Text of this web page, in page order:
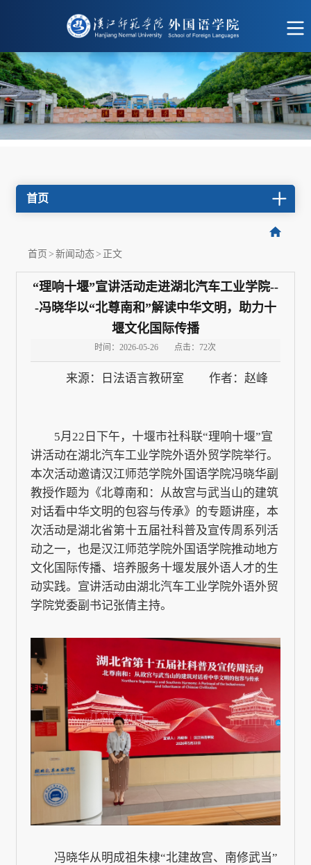
首页
首页 > 新闻动态> 正文
“理响十堰”宣讲活动走进湖北汽车工业学院--
-冯晓华以“北尊南和”解读中华文明，助力十
堰文化国际传播
时间：2026-05-26 点击：72次
来源：日法语言教研室 作者：赵峰
5月22日下午，十堰市社科联“理响十堰”宣
讲活动在湖北汽车工业学院外语外贸学院举行。
本次活动邀请汉江师范学院外国语学院冯晓华副
教授作题为《北尊南和：从故宫与武当山的建筑
对话看中华文明的包容与传承》的专题讲座，本
次活动是湖北省第十五届社科普及宣传周系列活
动之一，也是汉江师范学院外国语学院推动地方
文化国际传播、培养服务十堰发展外语人才的生
动实践。宣讲活动由湖北汽车工业学院外语外贸
学院党委副书记张倩主持。
冯晓华从明成祖朱棣“北建故宫、南修武当”